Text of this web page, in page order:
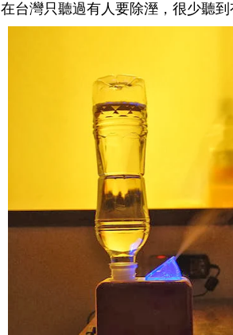
在台灣只聽過有人要除溼，很少聽